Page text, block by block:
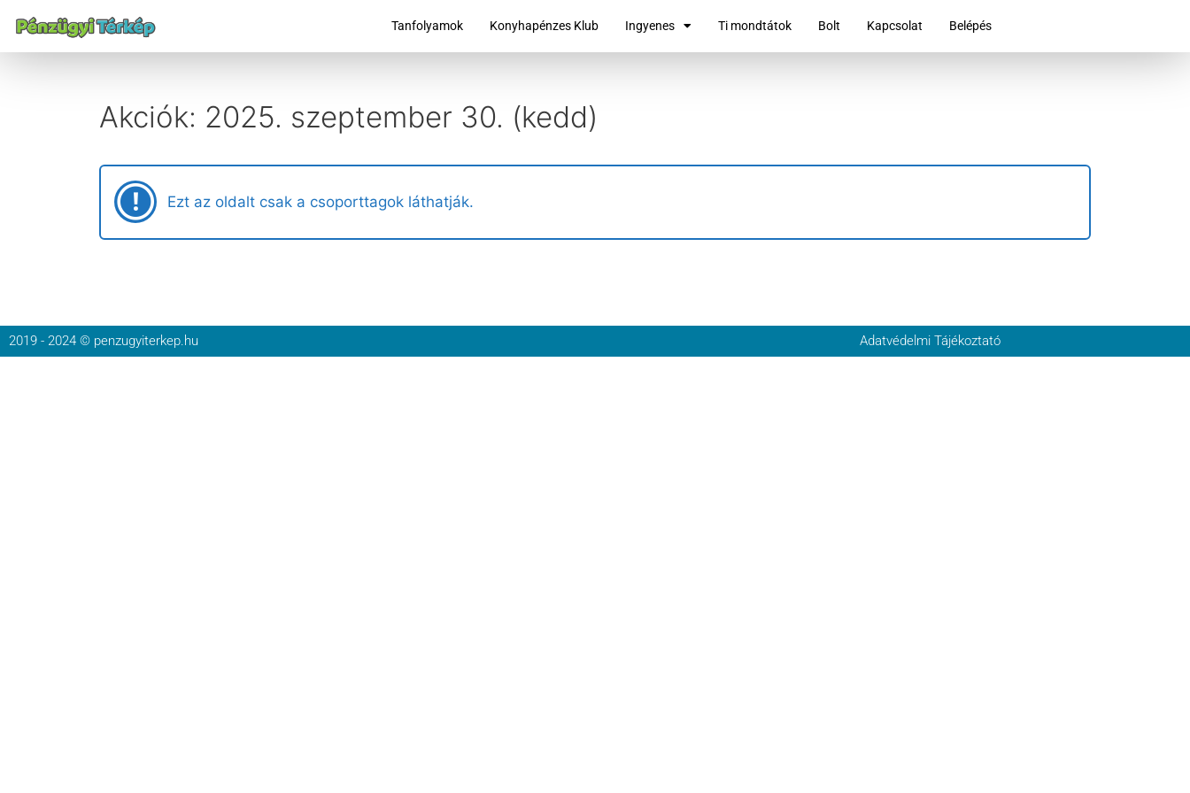
Tanfolyamok Konyhapénzes Klub Ingyenes Ti mondtátok Bolt Kapcsolat Belépés
Akciók: 2025. szeptember 30. (kedd)
Ezt az oldalt csak a csoporttagok láthatják.
2019 - 2024 © penzugyiterkep.hu Adatvédelmi Tájékoztató